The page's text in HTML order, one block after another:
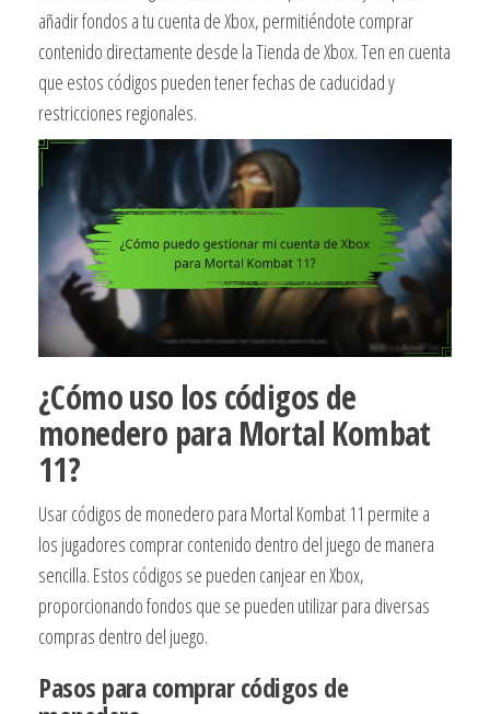
añadir fondos a tu cuenta de Xbox, permitiéndote comprar
contenido directamente desde la Tienda de Xbox. Ten en cuenta
que estos códigos pueden tener fechas de caducidad y
restricciones regionales.
¿Cómo uso los códigos de
monedero para Mortal Kombat
11?
Usar códigos de monedero para Mortal Kombat 11 permite a
los jugadores comprar contenido dentro del juego de manera
sencilla. Estos códigos se pueden canjear en Xbox,
proporcionando fondos que se pueden utilizar para diversas
compras dentro del juego.
Pasos para comprar códigos de